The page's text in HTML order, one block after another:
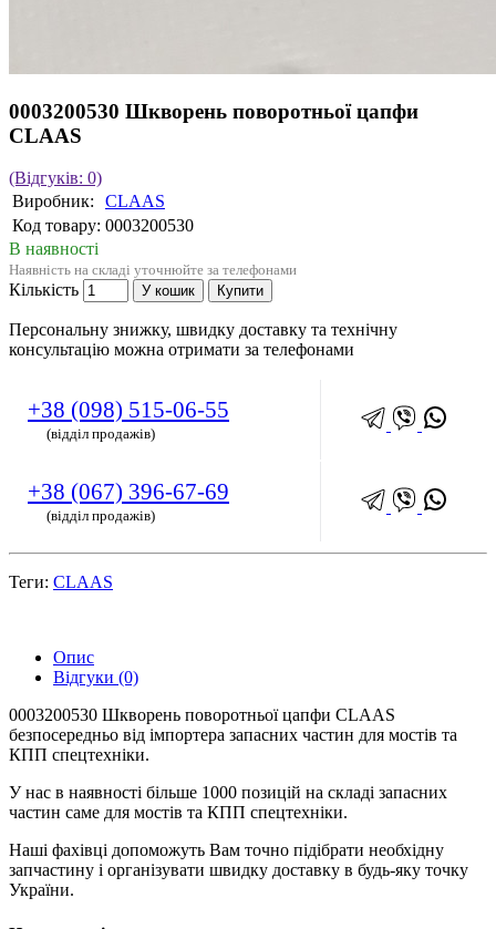
0003200530 Шкворень поворотньої цапфи
CLAAS
(Відгуків: 0)
Виробник:
CLAAS
Код товару: 0003200530
В наявності
Наявність на складі уточнюйте за телефонами
Кількість У кошик Купити
Персональну знижку, швидку доставку та технічну
консультацію можна отримати за телефонами
+38 (098) 515-06-55
(відділ продажів)
+38 (067) 396-67-69
(відділ продажів)
Теги: CLAAS
Опис
Відгуки (0)
0003200530 Шкворень поворотньої цапфи CLAAS
безпосередньо від імпортера запасних частин для мостів та
КПП спецтехніки.
У нас в наявності більше 1000 позицій на складі запасних
частин саме для мостів та КПП спецтехніки.
Наші фахівці допоможуть Вам точно підібрати необхідну
запчастину і організувати швидку доставку в будь-яку точку
України.